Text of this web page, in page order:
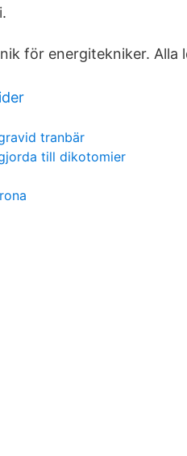
för energitekniker. Alla
tranbär
till dikotomier